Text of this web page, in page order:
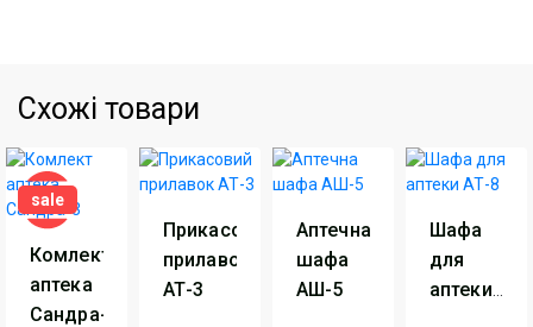
Схожі товари
sale
Комлект
аптека
Сандра-3
Прикасовий
прилавок
АТ-3
Аптечна
шафа
АШ-5
Шафа
для
аптеки